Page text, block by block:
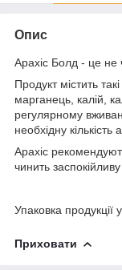
Опис
Арахіс Болд - це не
Продукт містить
марганець, калій,
регулярному
необхідну кількість
Арахіс
чинить
Упаковка продукції
Приховати